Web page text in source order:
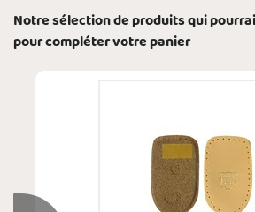
Notre sélection de produits qui
pour compléter votre panier